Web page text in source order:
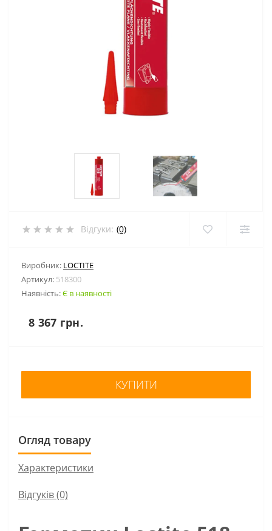
Відгуки: (0)
Виробник: LOCTITE
Артикул: 518300
Наявність:Є в наявності
8 367 грн.
КУПИТИ
Огляд товару
Характеристики
Відгуків (0)